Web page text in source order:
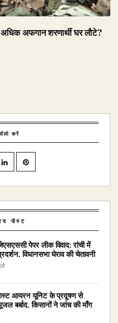
अफगान शरणार्थी घर लौटे?
करें
पोस्ट
पेपर लीक विवाद: रांची में
विधानसभा घेराव की चेतावनी
आयरन यूनिट के प्रदूषण से
बर्बाद, किसानों ने जांच की माँग